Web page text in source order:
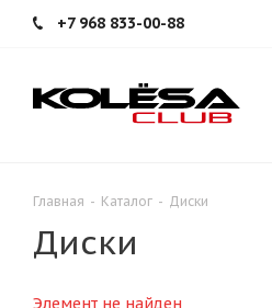
+7 968 833-00-88
Главная - Каталог - Диски
Диски
Элемент не найден